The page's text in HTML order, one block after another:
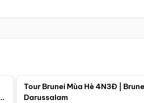
Tour Brunei Mùa Hè 4N3Đ |
Darussalam